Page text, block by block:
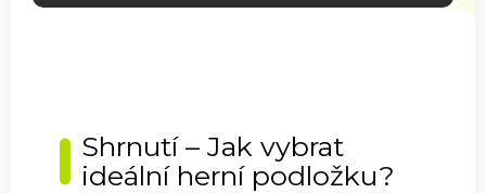
Shrnutí – Jak vybrat
ideální herní podložku?